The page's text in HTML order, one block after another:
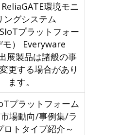
ReliaGATE環境モニ
ングシステム
プラットフォー
モ） Everyware
展製品は諸般の事
更する場合があり
ます。
プラットフォーム
場動向/事例集/ラ
ロトタイプ紹介～